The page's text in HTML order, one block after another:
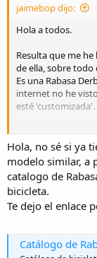
jaimebop dijo:
Hola a todos.
Resulta que me
de ella, sobre todo
Es una Rabasa
internet no he
esté 'customizada'.
Hola, no sé si ya
modelo similar, a
catalogo de
bicicleta.
Te dejo el enlace
Catálogo de